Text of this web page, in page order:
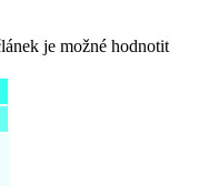
je možné hodnotit